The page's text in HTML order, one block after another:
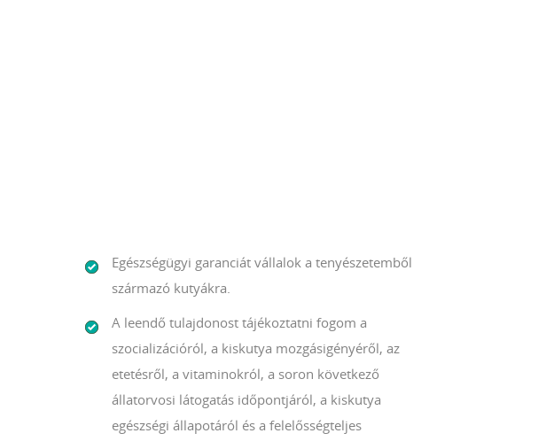
Egészségügyi garanciát vállalok a tenyészetemből
származó kutyákra.
A leendő tulajdonost tájékoztatni fogom a
szocializációról, a kiskutya mozgásigényéről, az
etetésről, a vitaminokról, a soron következő
állatorvosi látogatás időpontjáról, a kiskutya
egészségi állapotáról és a felelősségteljes